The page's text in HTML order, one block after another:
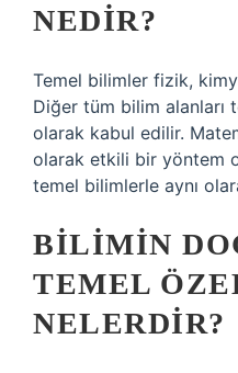
NEDIR?
Temel bilimler fizik,
Diğer tüm bilim alanları
olarak kabul edilir.
olarak etkili bir yöntem
temel bilimlerle aynı
BILIMIN
TEMEL
NELERDIR?